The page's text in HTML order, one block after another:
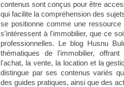
contenus sont conçus pour être
qui facilite la compréhension des
se positionne comme une
s'intéressent à l'immobilier, que ce
professionnelles. Le blog Husnu
thématiques de l'immobilier,
l'achat, la vente, la location et la
distingue par ses contenus variés
des guides pratiques, ainsi que des